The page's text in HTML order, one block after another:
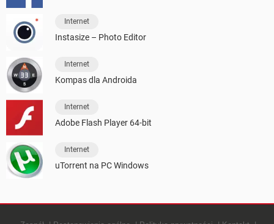
Internet
Instasize – Photo Editor
Internet
Kompas dla Androida
Internet
Adobe Flash Player 64-bit
Internet
uTorrent na PC Windows